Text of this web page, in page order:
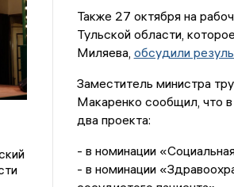
Также 27 октября на
Тульской области,
Миляева, обсудили
Заместитель министра
Макаренко сообщил, что
два проекта:
- в номинации
- в номинации